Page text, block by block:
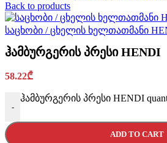
Back to products
საცხობი / ცხელის ხელთათმანი
ჰამბურგერის პრესი HENDI
58.22₾
-
ჰამბურგერის პრესი HENDI
ADD TO CART